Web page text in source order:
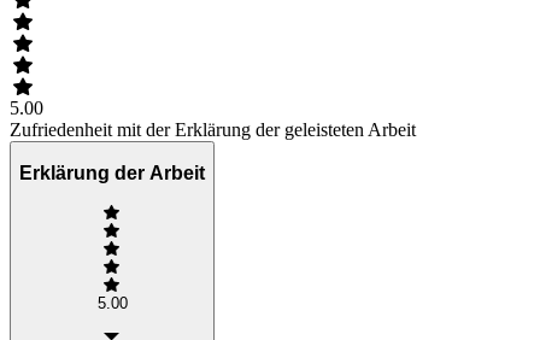
5.00
Zufriedenheit mit der Erklärung der geleisteten Arbeit
Erklärung der Arbeit
5.00